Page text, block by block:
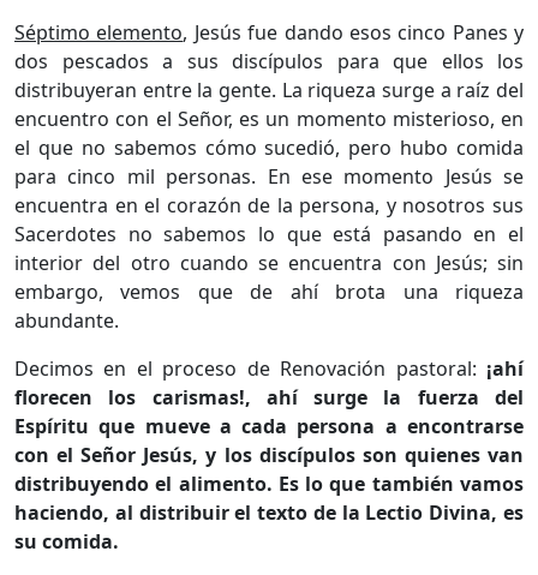
Séptimo elemento, Jesús fue dando esos cinco Panes y
dos pescados a sus discípulos para que ellos los
distribuyeran entre la gente. La riqueza surge a raíz del
encuentro con el Señor, es un momento misterioso, en
el que no sabemos cómo sucedió, pero hubo comida
para cinco mil personas. En ese momento Jesús se
encuentra en el corazón de la persona, y nosotros sus
Sacerdotes no sabemos lo que está pasando en el
interior del otro cuando se encuentra con Jesús; sin
embargo, vemos que de ahí brota una riqueza
abundante.
Decimos en el proceso de Renovación pastoral: ¡ahí
florecen los carismas!, ahí surge la fuerza del
Espíritu que mueve a cada persona a encontrarse
con el Señor Jesús, y los discípulos son quienes van
distribuyendo el alimento. Es lo que también vamos
haciendo, al distribuir el texto de la Lectio Divina, es
su comida.